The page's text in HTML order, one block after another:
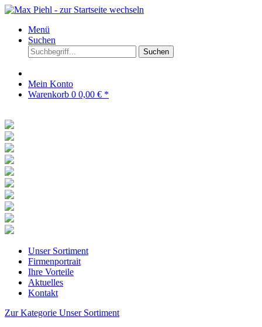
Menü
Suchen
Suchen
Mein Konto
Warenkorb 0 0,00 € *
Unser Sortiment
Firmenportrait
Ihre Vorteile
Aktuelles
Kontakt
Zur Kategorie Unser Sortiment